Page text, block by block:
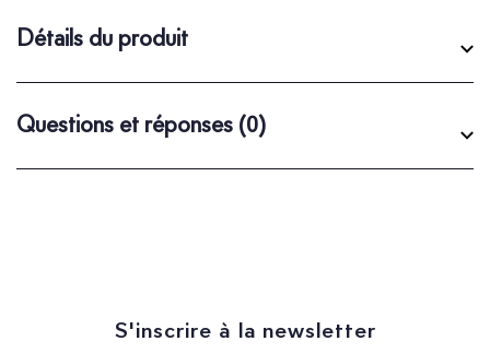
Détails du produit
Questions et réponses (0)
S'inscrire à la newsletter